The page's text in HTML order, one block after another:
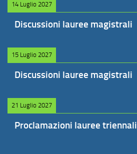
14 Luglio 2027
Discussioni lauree magistrali
15 Luglio 2027
Discussioni lauree magistrali
21 Luglio 2027
Proclamazioni lauree triennali